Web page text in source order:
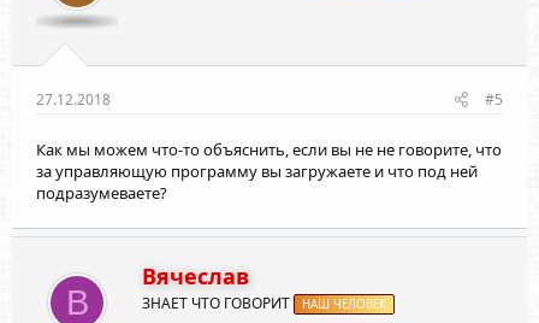
27.12.2018 #5
Как мы можем что-то объяснить, если вы не не говорите, что
за управляющую программу вы загружаете и что под ней
подразумеваете?
В
Вячеслав
ЗНАЕТ ЧТО ГОВОРИТ НАШ ЧЕЛОВЕК